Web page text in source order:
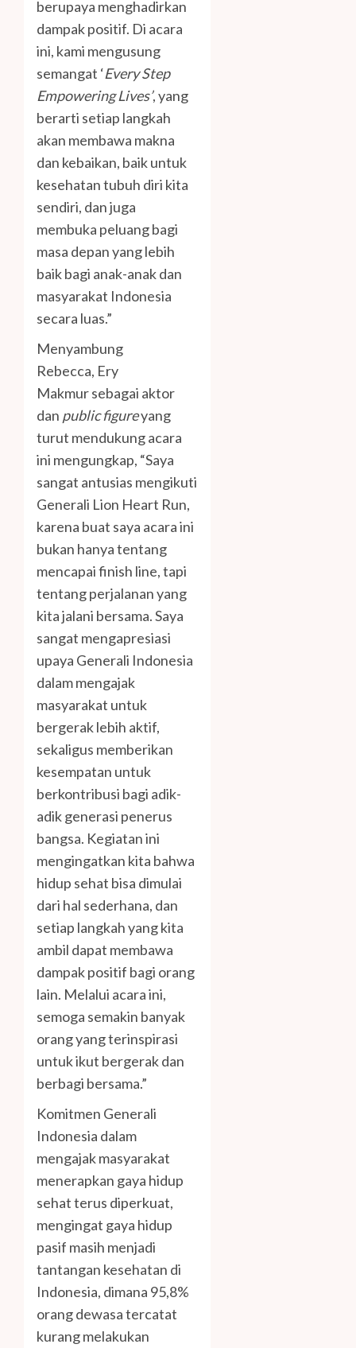
berupaya menghadirkan
dampak positif. Di acara
ini, kami mengusung
semangat ‘Every Step
Empowering Lives’, yang
berarti setiap langkah
akan membawa makna
dan kebaikan, baik untuk
kesehatan tubuh diri kita
sendiri, dan juga
membuka peluang bagi
masa depan yang lebih
baik bagi anak-anak dan
masyarakat Indonesia
secara luas.”
Menyambung
Rebecca, Ery
Makmur sebagai aktor
dan public figureyang
turut mendukung acara
ini mengungkap, “Saya
sangat antusias mengikuti
Generali Lion Heart Run,
karena buat saya acara ini
bukan hanya tentang
mencapai finish line, tapi
tentang perjalanan yang
kita jalani bersama. Saya
sangat mengapresiasi
upaya Generali Indonesia
dalam mengajak
masyarakat untuk
bergerak lebih aktif,
sekaligus memberikan
kesempatan untuk
berkontribusi bagi adik-
adik generasi penerus
bangsa. Kegiatan ini
mengingatkan kita bahwa
hidup sehat bisa dimulai
dari hal sederhana, dan
setiap langkah yang kita
ambil dapat membawa
dampak positif bagi orang
lain. Melalui acara ini,
semoga semakin banyak
orang yang terinspirasi
untuk ikut bergerak dan
berbagi bersama.”
Komitmen Generali
Indonesia dalam
mengajak masyarakat
menerapkan gaya hidup
sehat terus diperkuat,
mengingat gaya hidup
pasif masih menjadi
tantangan kesehatan di
Indonesia, dimana 95,8%
orang dewasa tercatat
kurang melakukan